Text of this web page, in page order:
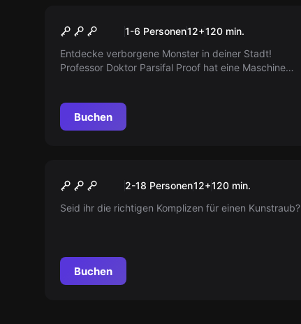
Neu
Monster in der Stadt
1-6 Personen12+120 min.
Entdecke verborgene Monster in deiner Stadt!
Professor Doktor Parsifal Proof hat eine Maschine
als geplant. Hilf dem Professor, die kleinen Monster
zu finden und die Lage zu retten!
Buchen
Neu
Der Kunstraub
2-18 Personen12+120 min.
Seid ihr die richtigen Komplizen für einen Kunstraub?
Buchen